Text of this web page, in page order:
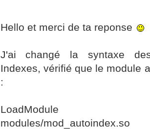
Hello et merci de ta reponse
J'ai changé la syntaxe
Indexes, vérifié que le module
:
LoadModule
modules/mod_autoindex.so